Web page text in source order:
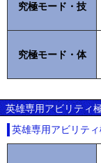
究極モード・技
究極モード・体
英雄専用アビリティ
英雄専用アビリテ